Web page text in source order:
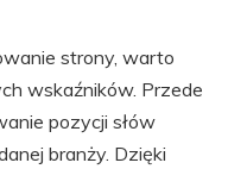
strony, warto
wskaźników. Przede
pozycji słów
branży. Dzięki